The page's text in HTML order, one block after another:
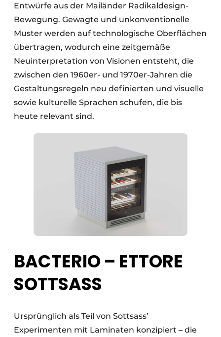
Entwürfe aus der Mailänder Radikaldesign-
Bewegung. Gewagte und unkonventionelle
Muster werden auf technologische Oberflächen
übertragen, wodurch eine zeitgemäße
Neuinterpretation von Visionen entsteht, die
zwischen den 1960er- und 1970er-Jahren die
Gestaltungsregeln neu definierten und visuelle
sowie kulturelle Sprachen schufen, die bis
heute relevant sind.
BACTERIO – ETTORE
SOTTSASS
Ursprünglich als Teil von Sottsass’
Experimenten mit Laminaten konzipiert – die